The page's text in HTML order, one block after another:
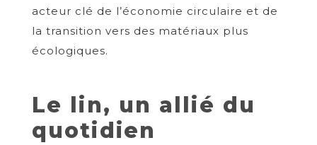
acteur clé de l’économie circulaire et de
la transition vers des matériaux plus
écologiques.
Le lin, un allié du
quotidien